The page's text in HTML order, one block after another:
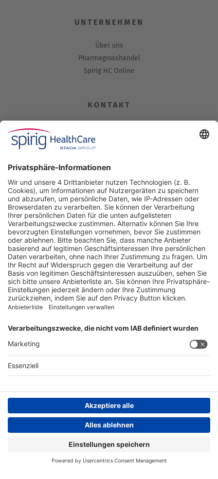
UNTERNEHMEN
Über uns
Pharmagrosshandel
Spirig HC Online
KONTAKT
Industriestrasse 30
CH-4622 Egerkingen
Tel. +41 62 388 85 00
info@spirig-healthcare.ch
Pharmakovigilanz
Für Meldungen von unerwünschten Arzneimittelwirkungen zu
einem Medikament von Spirig HealthCare AG
Tel. +41 62 388 85 88
pharmacovigilance@spirig-healthcare.ch
FOLGEN SIE UNS
AGB
Datenschutzhinweis
Compliance